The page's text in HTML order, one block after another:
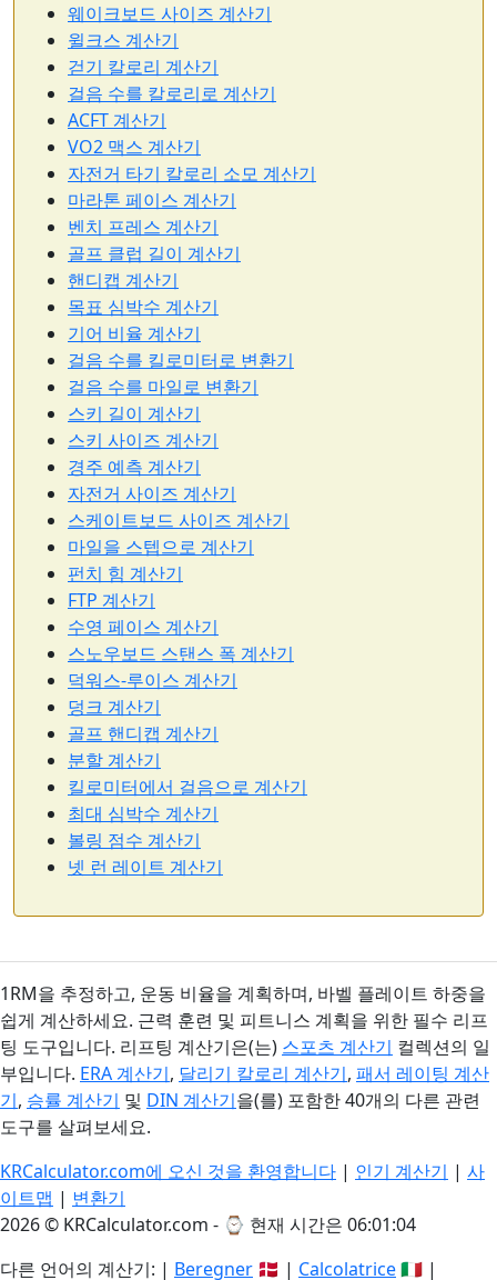
웨이크보드 사이즈 계산기
윌크스 계산기
걷기 칼로리 계산기
걸음 수를 칼로리로 계산기
ACFT 계산기
VO2 맥스 계산기
자전거 타기 칼로리 소모 계산기
마라톤 페이스 계산기
벤치 프레스 계산기
골프 클럽 길이 계산기
핸디캡 계산기
목표 심박수 계산기
기어 비율 계산기
걸음 수를 킬로미터로 변환기
걸음 수를 마일로 변환기
스키 길이 계산기
스키 사이즈 계산기
경주 예측 계산기
자전거 사이즈 계산기
스케이트보드 사이즈 계산기
마일을 스텝으로 계산기
펀치 힘 계산기
FTP 계산기
수영 페이스 계산기
스노우보드 스탠스 폭 계산기
덕워스-루이스 계산기
덩크 계산기
골프 핸디캡 계산기
분할 계산기
킬로미터에서 걸음으로 계산기
최대 심박수 계산기
볼링 점수 계산기
넷 런 레이트 계산기
1RM을 추정하고, 운동 비율을 계획하며, 바벨 플레이트 하중을
쉽게 계산하세요. 근력 훈련 및 피트니스 계획을 위한 필수 리프
팅 도구입니다. 리프팅 계산기은(는) 스포츠 계산기 컬렉션의 일
부입니다. ERA 계산기, 달리기 칼로리 계산기, 패서 레이팅 계산
기, 승률 계산기 및 DIN 계산기을(를) 포함한 40개의 다른 관련
도구를 살펴보세요.
KRCalculator.com에 오신 것을 환영합니다 | 인기 계산기 | 사
이트맵 | 변환기
2026 © KRCalculator.com - ⌚ 현재 시간은 06:01:04
다른 언어의 계산기: | Beregner 🇩🇰 | Calcolatrice🇮🇹 |